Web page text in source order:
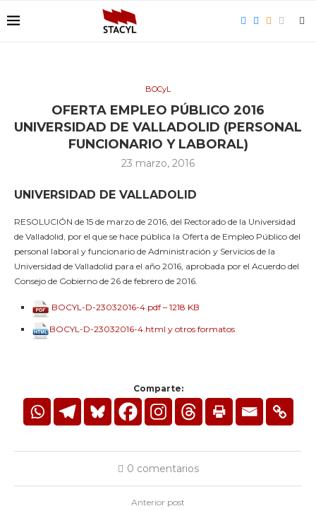
BOCyL
OFERTA EMPLEO PÚBLICO 2016
UNIVERSIDAD DE VALLADOLID (PERSONAL
FUNCIONARIO Y LABORAL)
23 marzo, 2016
UNIVERSIDAD DE VALLADOLID
RESOLUCIÓN de 15 de marzo de 2016, del Rectorado de la Universidad
de Valladolid, por el que se hace pública la Oferta de Empleo Público del
personal laboral y funcionario de Administración y Servicios de la
Universidad de Valladolid para el año 2016, aprobada por el Acuerdo del
Consejo de Gobierno de 26 de febrero de 2016.
BOCYL-D-23032016-4.pdf – 1218 KB
BOCYL-D-23032016-4.html y otros formatos
Comparte:
0 comentarios
Anterior post